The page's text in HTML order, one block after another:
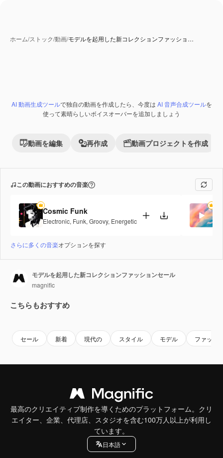
ホーム/ストック/動画/モデルを起用した新コレクションファッショ…
Premium
AI 動画生成ツールで独自の動画を作成したら、今度は AI 音声合成ツールを
使って素晴らしいボイスオーバーを追加しましょう
動画を編集 再作成 動画プロジェクトを作成
この動画におすすめの音楽
Cosmic Funk
Electronic, Funk, Groovy, Energetic
さらに多くの音楽オプションを探す
モデルを起用した新コレクションファッションセール
magnific
こちらもおすすめ
セール 新着 現代の スタイル モデル ファッシ
最高のクリエイティブ制作を導くためのプラットフォーム。クリ
エイター、企業、代理店、スタジオを含む100万人以上が利用し
ています。
日本語